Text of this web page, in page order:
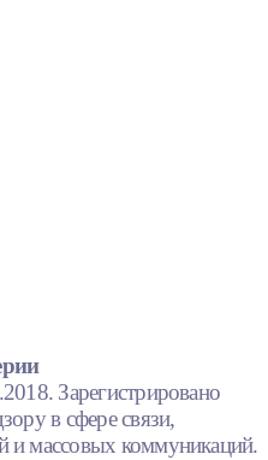
Зарегистрировано
в сфере связи,
и массовых коммуникаций.